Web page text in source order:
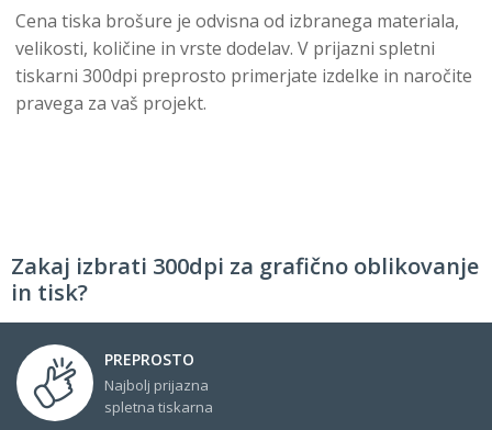
Cena tiska brošure je odvisna od izbranega materiala,
velikosti, količine in vrste dodelav. V prijazni spletni
tiskarni 300dpi preprosto primerjate izdelke in naročite
pravega za vaš projekt.
Zakaj izbrati 300dpi za grafično oblikovanje
in tisk?
PREPROSTO
Najbolj prijazna
spletna tiskarna